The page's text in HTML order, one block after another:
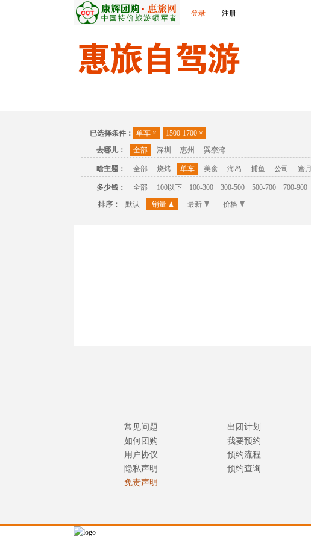
登录 注册
已选择条件： 单车 × 1500-1700 ×
去哪儿：
全部 深圳 惠州 巽寮湾
啥主题： 全部 烧烤 单车 美食 海岛 捕鱼 公司 蜜月
多少钱： 全部 100以下 100-300 300-500 500-700 700-900
排序：
默认 销量 最新 价格
常见问题
如何团购
用户协议
隐私声明
免责声明
出团计划
我要预约
预约流程
预约查询